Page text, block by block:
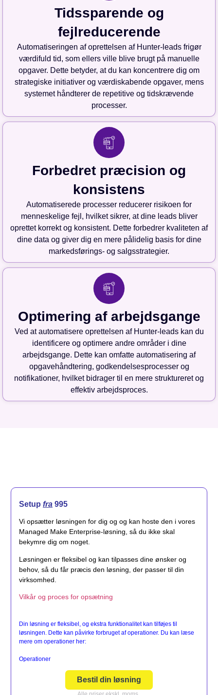
Tidssparende og
fejlreducerende
Automatiseringen af oprettelsen af Hunter-leads frigør
værdifuld tid, som ellers ville blive brugt på manuelle
opgaver. Dette betyder, at du kan koncentrere dig om
strategiske initiativer og værdiskabende opgaver, mens
systemet håndterer de repetitive og tidskrævende
processer.
Forbedret præcision og
konsistens
Automatiserede processer reducerer risikoen for
menneskelige fejl, hvilket sikrer, at dine leads bliver
oprettet korrekt og konsistent. Dette forbedrer kvaliteten af
dine data og giver dig en mere pålidelig basis for dine
markedsførings- og salgsstrategier.
Optimering af arbejdsgange
Ved at automatisere oprettelsen af Hunter-leads kan du
identificere og optimere andre områder i dine
arbejdsgange. Dette kan omfatte automatisering af
opgavehåndtering, godkendelsesprocesser og
notifikationer, hvilket bidrager til en mere struktureret og
effektiv arbejdsproces.
Setup fra 995
Vi opsætter løsningen for dig og og kan hoste den i vores
Managed Make Enterprise-løsning, så du ikke skal
bekymre dig om noget.
Løsningen er fleksibel og kan tilpasses dine ønsker og
behov, så du får præcis den løsning, der passer til din
virksomhed.
Vilkår og proces for opsætning
Din løsning er fleksibel, og ekstra funktionalitet kan tilføjes til
løsningen. Dette kan påvirke forbruget af operationer. Du kan læse
mere om operationer her:
Operationer
Bestil din løsning